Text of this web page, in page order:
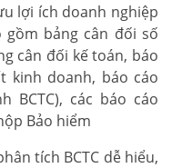
lợi ích doanh nghiệp
bảng cân đối số
cân đối kế toán, báo
kinh doanh, báo cáo
BCTC), các báo cáo
Bảo hiểm
tích BCTC dễ hiểu,